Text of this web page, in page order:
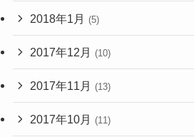
2018年1月 (5)
2017年12月 (10)
2017年11月 (13)
2017年10月 (11)